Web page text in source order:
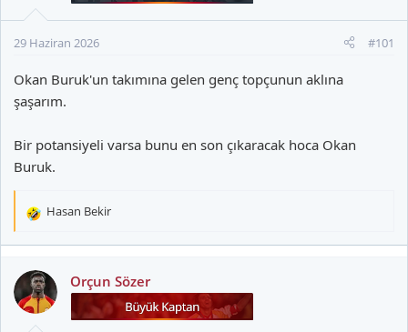
t
n
t
h
29 Haziran 2026 #101
Okan Buruk'un takımına gelen genç topçunun aklına
şaşarım.
Bir potansiyeli varsa bunu en son çıkaracak hoca Okan
Buruk.
T
k
i
l
Hasan Bekir
Orçun Sözer